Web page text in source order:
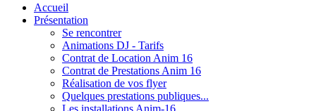
Accueil
Présentation
Se rencontrer
Animations DJ - Tarifs
Contrat de Location Anim 16
Contrat de Prestations Anim 16
Réalisation de vos flyer
Quelques prestations publiques...
Les installations Anim-16